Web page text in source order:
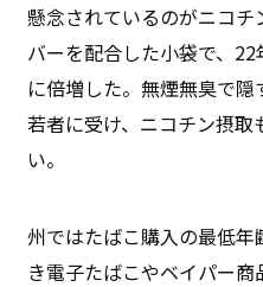
懸念されているのがニコ
バーを配合した小袋で、
に倍増した。無煙無臭で
若者に受け、ニコチン摂
い。
州ではたばこ購入の最低
き電子たばこやベイパー